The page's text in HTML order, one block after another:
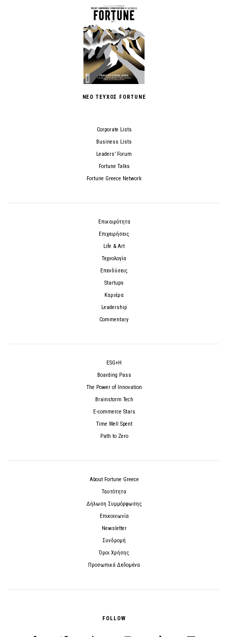
ΝΕΟ ΤΕΥΧΟΣ FORTUNE
Corporate Lists
Business Lists
Leaders’ Forum
Fortune Talks
Fortune Greece Network
Επικαιρότητα
Επιχειρήσεις
Life & Art
Τεχνολογία
Επενδύσεις
Startups
Καριέρα
Leadership
Commentary
ESG+H
Boarding Pass
The Power of Innovation
Brainstorm Tech
E-commerce Stars
Time Well Spent
Path to Zero
About Fortune Greece
Ταυτότητα
Δήλωση Συμμόρφωσης
Επικοινωνία
Newsletter
Συνδρομή
Όροι Χρήσης
Προσωπικά Δεδομένα
FOLLOW